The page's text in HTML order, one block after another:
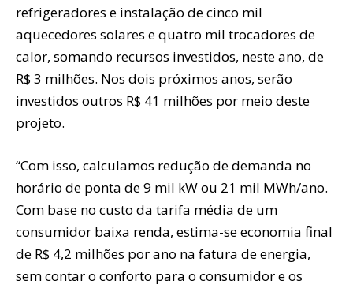
refrigeradores e instalação de cinco mil
aquecedores solares e quatro mil trocadores de
calor, somando recursos investidos, neste ano, de
R$ 3 milhões. Nos dois próximos anos, serão
investidos outros R$ 41 milhões por meio deste
projeto.
“Com isso, calculamos redução de demanda no
horário de ponta de 9 mil kW ou 21 mil MWh/ano.
Com base no custo da tarifa média de um
consumidor baixa renda, estima-se economia final
de R$ 4,2 milhões por ano na fatura de energia,
sem contar o conforto para o consumidor e os